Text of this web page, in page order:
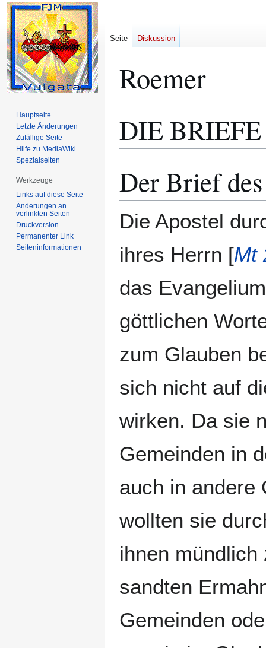
Roemer
Navigation
Suche
DIE
Der Brief
Die Apostel
ihres Herrn [Mt
das
göttlichen
zum Glauben
sich nicht auf
wirken. Da sie
Gemeinden in
auch in andere
wollten sie
ihnen
sandten
Gemeinden
Seite Diskussion
Hauptseite
Letzte Änderungen
Zufällige Seite
Hilfe zu MediaWiki
Spezialseiten
Werkzeuge
Links auf diese Seite
Änderungen an
verlinkten Seiten
Druckversion
Permanenter Link
Seiten­­informationen